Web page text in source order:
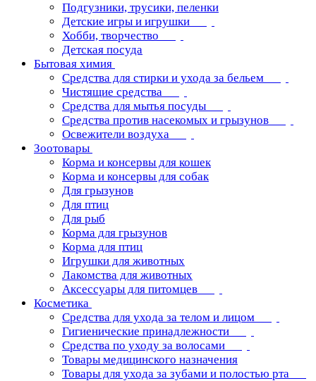
Подгузники, трусики, пеленки
Детские игры и игрушки
Хобби, творчество
Детская посуда
Бытовая химия
Средства для стирки и ухода за бельем
Чистящие средства
Средства для мытья посуды
Средства против насекомых и грызунов
Освежители воздуха
Зоотовары
Корма и консервы для кошек
Корма и консервы для собак
Для грызунов
Для птиц
Для рыб
Корма для грызунов
Корма для птиц
Игрушки для животных
Лакомства для животных
Аксессуары для питомцев
Косметика
Средства для ухода за телом и лицом
Гигиенические принадлежности
Средства по уходу за волосами
Товары медицинского назначения
Товары для ухода за зубами и полостью рта